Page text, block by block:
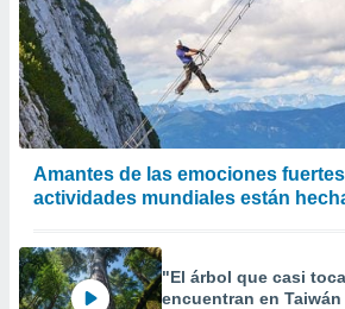
Amantes de las emociones
actividades mundiales están
"El árbol que casi
encuentran en